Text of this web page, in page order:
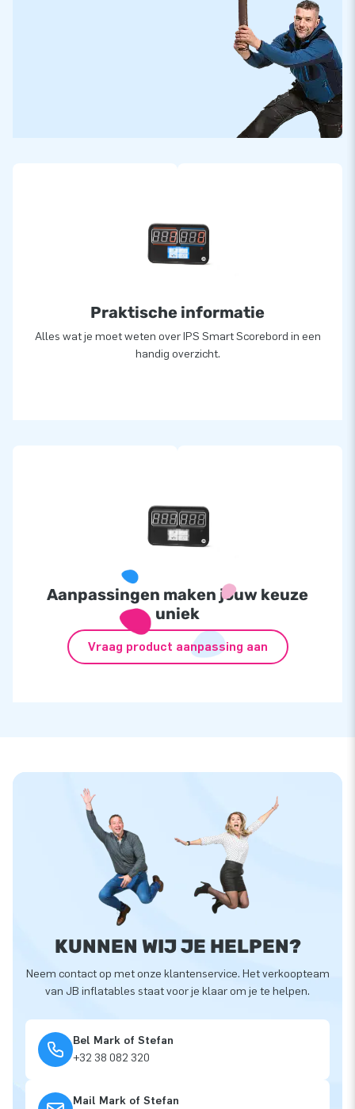
Praktische informatie
Alles wat je moet weten over IPS Smart Scorebord in een
handig overzicht.
Aanpassingen maken jouw keuze
uniek
Vraag product aanpassing aan
KUNNEN WIJ JE HELPEN?
Neem contact op met onze klantenservice. Het verkoopteam
van JB inflatables staat voor je klaar om je te helpen.
Bel Mark of Stefan
+32 38 082 320
Mail Mark of Stefan